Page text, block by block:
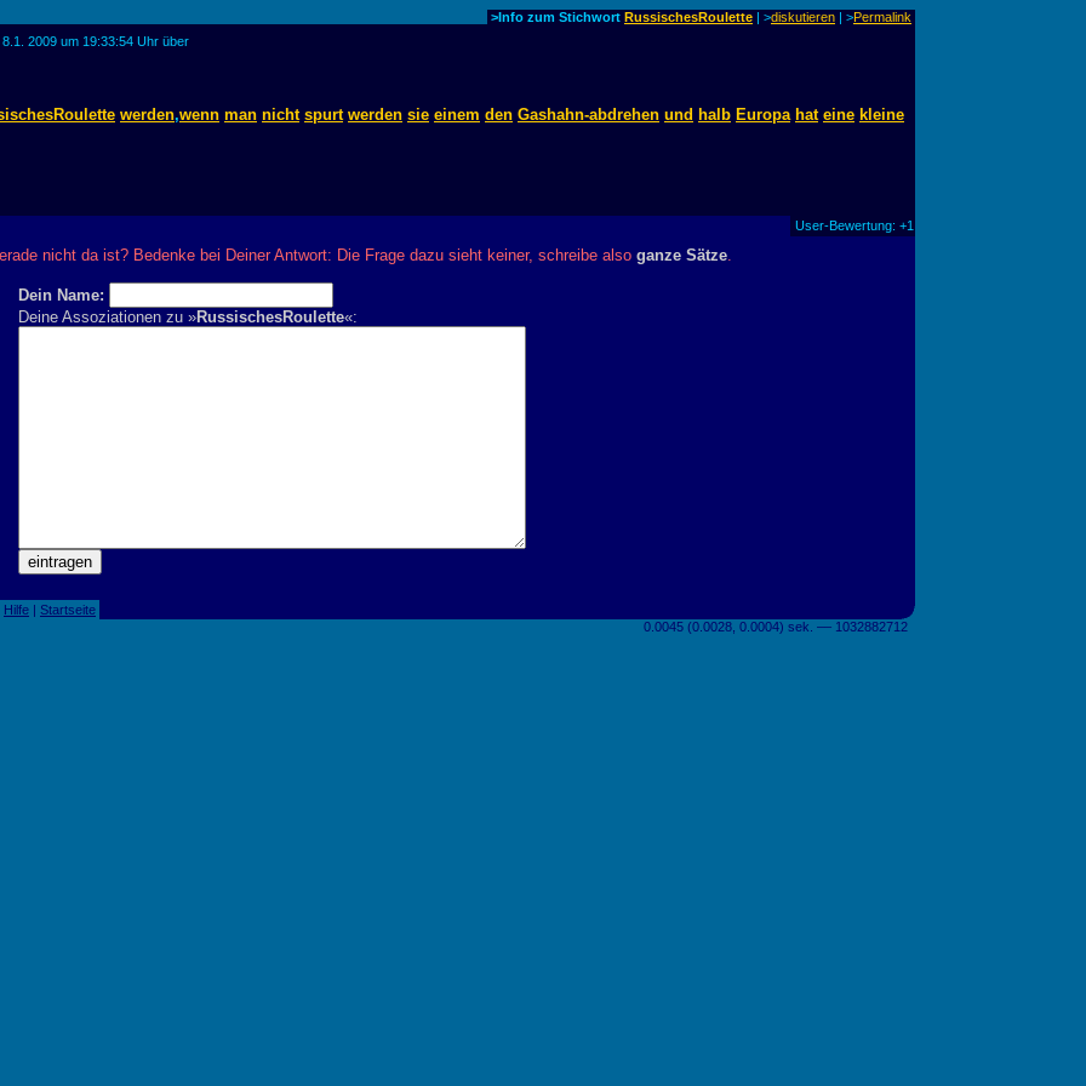
>Info zum Stichwort RussischesRoulette | >diskutieren | >Permalink
2009 um 19:33:54 Uhr über
werden,wenn man nicht spurt werden sie einem den Gashahn-abdrehen und halb Europa hat eine kleine
User-Bewertung: +1
nicht da ist? Bedenke bei Deiner Antwort: Die Frage dazu sieht keiner, schreibe also ganze Sätze.
Dein Name:
Deine Assoziationen zu »RussischesRoulette«:
Hilfe | Startseite
0.0045 (0.0028, 0.0004) sek. –– 1032882712